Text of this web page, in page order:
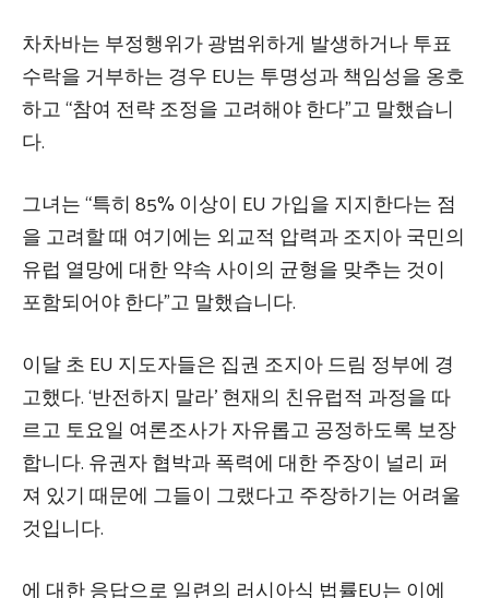
차차바는 부정행위가 광범위하게 발생하거나 투표
수락을 거부하는 경우 EU는 투명성과 책임성을 옹호
하고 “참여 전략 조정을 고려해야 한다”고 말했습니
다.
그녀는 “특히 85% 이상이 EU 가입을 지지한다는 점
을 고려할 때 여기에는 외교적 압력과 조지아 국민의
유럽 열망에 대한 약속 사이의 균형을 맞추는 것이
포함되어야 한다”고 말했습니다.
이달 초 EU 지도자들은 집권 조지아 드림 정부에 경
고했다.‘반전하지 말라’현재의 친유럽적 과정을 따
르고 토요일 여론조사가 자유롭고 공정하도록 보장
합니다. 유권자 협박과 폭력에 대한 주장이 널리 퍼
져 있기 때문에 그들이 그랬다고 주장하기는 어려울
것입니다.
에 대한 응답으로 일련의 러시아식 법률EU는 이에